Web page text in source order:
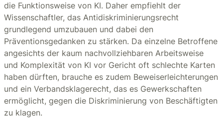
die Funktionsweise von KI. Daher empfiehlt der
Wissenschaftler, das Antidiskriminierungsrecht
grundlegend umzubauen und dabei den
Präventionsgedanken zu stärken. Da einzelne Betroffene
angesichts der kaum nachvollziehbaren Arbeitsweise
und Komplexität von KI vor Gericht oft schlechte Karten
haben dürften, brauche es zudem Beweiserleichterungen
und ein Verbandsklagerecht, das es Gewerkschaften
ermöglicht, gegen die Diskriminierung von Beschäftigten
zu klagen.